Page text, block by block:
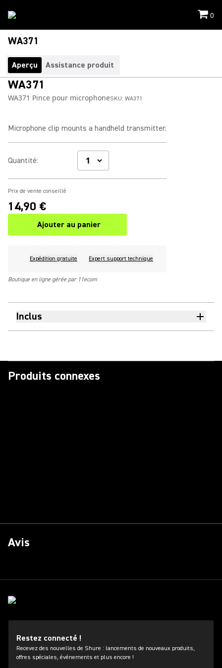
0
WA371
Aperçu Assistance produit
WA371
WA371 Pince pour microphoneSKU: WA371
Microphone clip mounts a handheld transmitter.
Quantité:
Prix de vente conseillé
14,90 €
Ajouter au panier
Expédition gratuite Expert support technique
Boutique en ligne gérée par 11ecom
Inclus
Produits connexes
Avis
Restez connecté !
Recevez des nouvelles de Shure : lancements de nouveaux produits,
offres spéciales, événements et plus encore !